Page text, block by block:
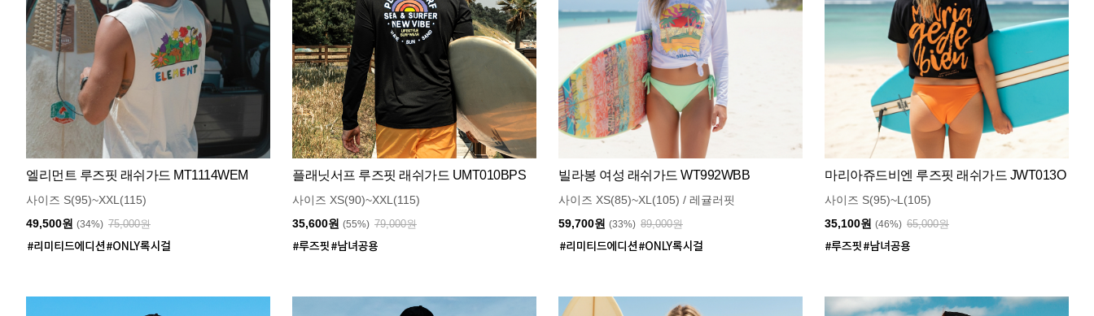
엘리먼트 루즈핏 래쉬가드 MT1114WEM
사이즈 S(95)~XXL(115)
49,500원 (34%) 75,000원
플래닛서프 루즈핏 래쉬가드 UMT010BPS
사이즈 XS(90)~XXL(115)
35,600원 (55%) 79,000원
빌라봉 여성 래쉬가드 WT992WBB
사이즈 XS(85)~XL(105) / 레귤러핏
59,700원 (33%) 89,000원
마리아쥬드비엔 루즈핏 래쉬가드 JWT013O
사이즈 S(95)~L(105)
35,100원 (46%) 65,000원